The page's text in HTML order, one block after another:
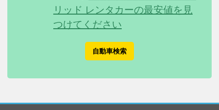
リッド レンタカーの最安値を見
つけてください
自動車検索